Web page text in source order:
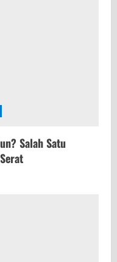
Salah Satu